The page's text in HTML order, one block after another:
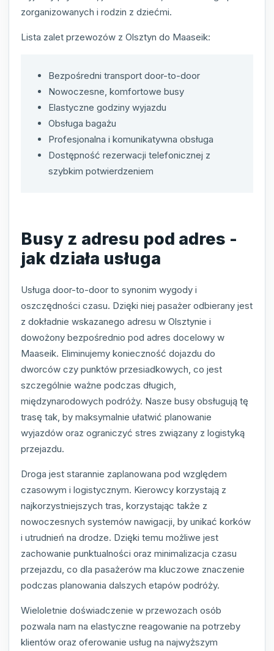
zorganizowanych i rodzin z dziećmi.
Lista zalet przewozów z Olsztyn do Maaseik:
Bezpośredni transport door-to-door
Nowoczesne, komfortowe busy
Elastyczne godziny wyjazdu
Obsługa bagażu
Profesjonalna i komunikatywna obsługa
Dostępność rezerwacji telefonicznej z
szybkim potwierdzeniem
Busy z adresu pod adres -
jak działa usługa
Usługa door-to-door to synonim wygody i
oszczędności czasu. Dzięki niej pasażer odbierany jest
z dokładnie wskazanego adresu w Olsztynie i
dowożony bezpośrednio pod adres docelowy w
Maaseik. Eliminujemy konieczność dojazdu do
dworców czy punktów przesiadkowych, co jest
szczególnie ważne podczas długich,
międzynarodowych podróży. Nasze busy obsługują tę
trasę tak, by maksymalnie ułatwić planowanie
wyjazdów oraz ograniczyć stres związany z logistyką
przejazdu.
Droga jest starannie zaplanowana pod względem
czasowym i logistycznym. Kierowcy korzystają z
najkorzystniejszych tras, korzystając także z
nowoczesnych systemów nawigacji, by unikać korków
i utrudnień na drodze. Dzięki temu możliwe jest
zachowanie punktualności oraz minimalizacja czasu
przejazdu, co dla pasażerów ma kluczowe znaczenie
podczas planowania dalszych etapów podróży.
Wieloletnie doświadczenie w przewozach osób
pozwala nam na elastyczne reagowanie na potrzeby
klientów oraz oferowanie usług na najwyższym